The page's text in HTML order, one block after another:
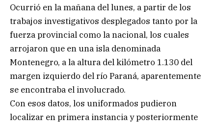
Ocurrió en la mañana del lunes, a partir de los
trabajos investigativos desplegados tanto por la
fuerza provincial como la nacional, los cuales
arrojaron que en una isla denominada
Montenegro, a la altura del kilómetro 1.130 del
margen izquierdo del río Paraná, aparentemente
se encontraba el involucrado.
Con esos datos, los uniformados pudieron
localizar en primera instancia y posteriormente